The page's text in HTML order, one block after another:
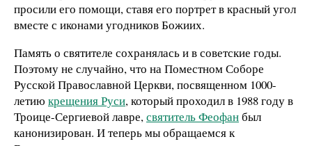
просили его помощи, ставя его портрет в красный угол
вместе с иконами угодников Божиих.
Память о святителе сохранялась и в советские годы.
Поэтому не случайно, что на Поместном Соборе
Русской Православной Церкви, посвященном 1000-
летию крещения Руси, который проходил в 1988 году в
Троице-Сергиевой лавре,святитель Феофанбыл
канонизирован. И теперь мы обращаемся к